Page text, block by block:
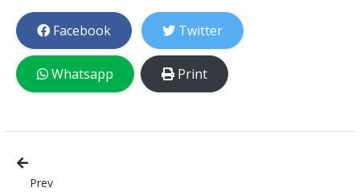
Facebook Twitter
Whatsapp Print
Prev